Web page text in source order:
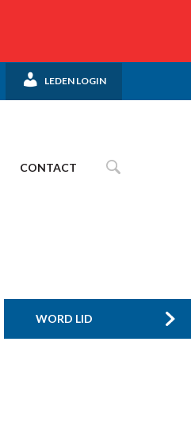
LEDEN LOGIN
CONTACT
WORD LID